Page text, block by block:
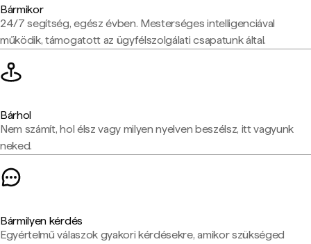
Bármikor
24/7 segítség, egész évben. Mesterséges intelligenciával
működik, támogatott az ügyfélszolgálati csapatunk által.
Bárhol
Nem számít, hol élsz vagy milyen nyelven beszélsz, itt vagyunk
neked.
Bármilyen kérdés
Egyértelmű válaszok gyakori kérdésekre, amikor szükséged